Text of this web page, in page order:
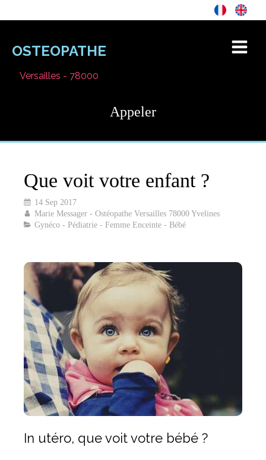
OSTEOPATHE
Versailles - 78000
Appeler
Que voit votre enfant ?
14 Sep 2017
Marie Messager - Ostéopathe Versailles 78000 Yvelines
Gynéco - Pédiatrie - Femme Enceinte - Bébé
In utéro, que voit votre bébé ?